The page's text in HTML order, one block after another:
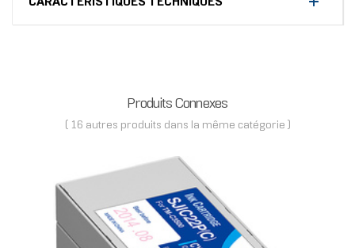
Produits Connexes
( 16 autres produits dans la même catégorie )